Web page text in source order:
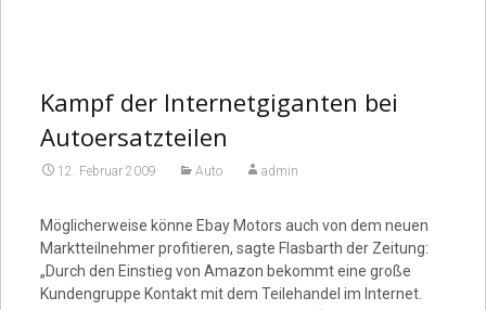
Kampf der Internetgiganten bei
Autoersatzteilen
12. Februar 2009 Auto admin
Möglicherweise könne Ebay Motors auch von dem neuen
Marktteilnehmer profitieren, sagte Flasbarth der Zeitung:
„Durch den Einstieg von Amazon bekommt eine große
Kundengruppe Kontakt mit dem Teilehandel im Internet.